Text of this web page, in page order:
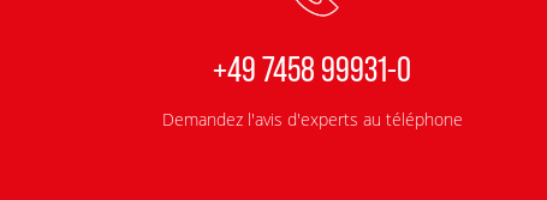
+49 7458 99931-0
Demandez l'avis d'experts au téléphone